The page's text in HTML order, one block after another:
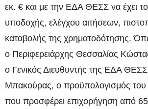
εκ. € και με την ΕΔΑ ΘΕΣΣ να έχει
υποδοχής, ελέγχου αιτήσεων,
καταβολής της χρηματοδότησης.
ο Περιφερειάρχης Θεσσαλίας
ο Γενικός Διευθυντής της ΕΔΑ
Μπακούρας, ο προϋπολογισμός
που προσφέρει επιχορήγηση από